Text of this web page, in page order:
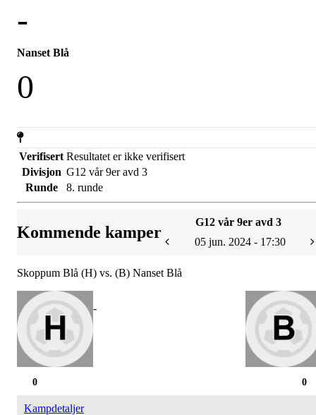
-
Nanset Blå
0
Verifisert Resultatet er ikke verifisert
Divisjon G12 vår 9er avd 3
Runde
8. runde
Kommende kamper
G12 vår 9er avd 3
05 jun. 2024 - 17:30
Skoppum Blå (H) vs. (B) Nanset Blå
-
0
0
Kampdetaljer